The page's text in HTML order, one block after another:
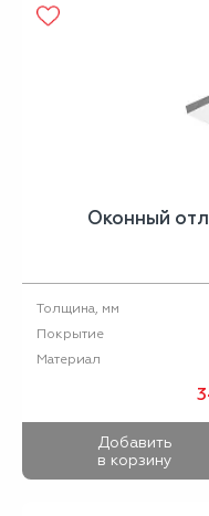
Оконный
Толщина, мм
Покрытие
Материал
Добавить
в корзину